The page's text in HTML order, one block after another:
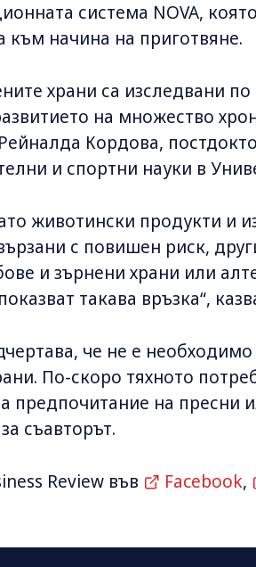
система NOVA,
към начина на приготвяне.
храни са изследвани
на множество
Кордова,
и спортни науки в
животински продукти и
с повишен риск,
и зърнени храни или
такава връзка“,
че не е
По-скоро тяхното
предпочитание на пресни
съавторът.
Review във Facebook,